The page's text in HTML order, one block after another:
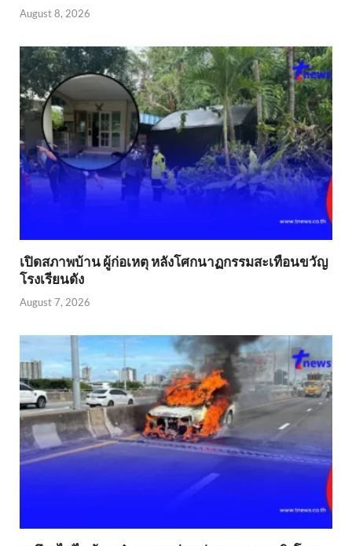
August 8, 2026
เปิดสภาพบ้าน ผู้ก่อเหตุ หลังโศกนาฏกรรมสะเทือนขวัญ
โรงเรียนดัง
August 7, 2026